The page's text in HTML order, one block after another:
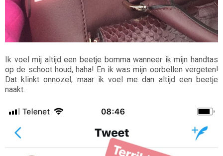
Ik voel mij altijd een beetje bomma wanneer ik mijn handtas
op de schoot houd, haha! En ik was mijn oorbellen vergeten!
Dat klinkt onnozel, maar ik voel me dan altijd een beetje
naakt.